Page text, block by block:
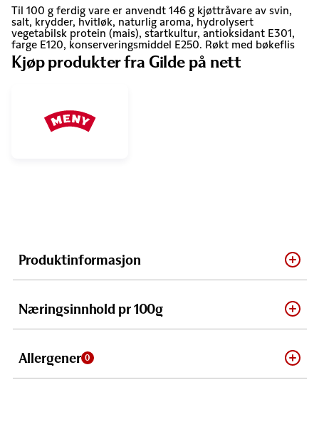
Til 100 g ferdig vare er anvendt 146 g kjøttråvare av svin,
salt, krydder, hvitløk, naturlig aroma, hydrolysert
vegetabilsk protein (mais), startkultur, antioksidant E301,
farge E120, konserveringsmiddel E250. Røkt med bøkeflis
Kjøp produkter fra Gilde på nett
Produktinformasjon
Næringsinnhold pr 100g
Allergener 0